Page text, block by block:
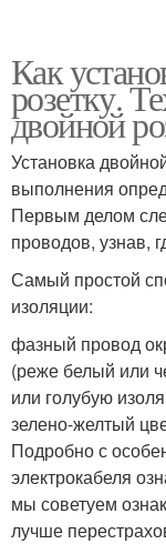
Как
розетку.
двойной
Установка
выполнения
Первым делом
проводов, узнав,
Самый простой
изоляции:
фазный провод
(реже белый или
или голубую
зелено-желтый
Подробно с
электрокабеля
мы советуем
лучше